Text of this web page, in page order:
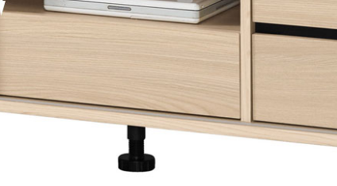
。
或其他的吊掛方式吊運，費用將由買方自行支付。
法指定特定時間送達，司機當天到貨前皆會再與您通知，
運送人員輸送之安全，本司得視狀況延後或停止運送服
司卸貨區為限，恕無法送至指定樓面。
《 如遇百貨周年慶
費清運專線：0800-085-717
單自動取消)。
付費清運專線：0800-085-717。